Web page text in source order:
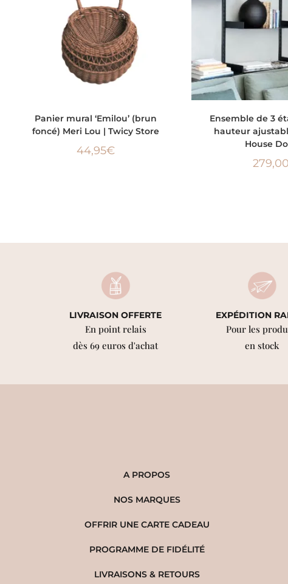
Panier mural ‘Emilou’ (brun
foncé) Meri Lou | Twicy Store
44,95€
Ensemble de 3
hauteur
House
279,00
LIVRAISON OFFERTE
En point relais
dès 69 euros d'achat
EXPÉDITION
Pour les
en stock
A PROPOS
NOS MARQUES
OFFRIR UNE CARTE CADEAU
PROGRAMME DE FIDÉLITÉ
LIVRAISONS & RETOURS